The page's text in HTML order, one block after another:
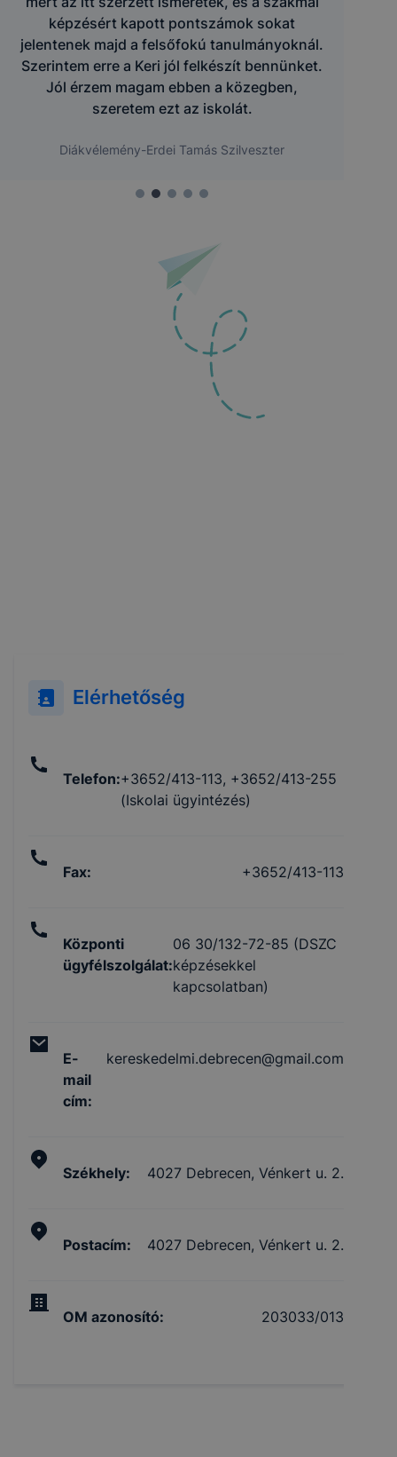
képzésért kapott pontszámok sokat
jelentenek majd a felsőfokú tanulmányoknál.
Szerintem erre a Keri jól felkészít bennünket.
Jól érzem magam ebben a közegben,
szeretem ezt az iskolát.
Diákvélemény-Erdei Tamás Szilveszter
Elérhetőség
Telefon:+3652/413-113, +3652/413-255
(Iskolai ügyintézés)
Fax: +3652/413-113
Központi
ügyfélszolgálat:
06 30/132-72-85 (DSZC
képzésekkel
kapcsolatban)
E-
mail
cím:
kereskedelmi.debrecen@gmail.com
Székhely: 4027 Debrecen, Vénkert u. 2.
Postacím: 4027 Debrecen, Vénkert u. 2.
OM azonosító: 203033/013